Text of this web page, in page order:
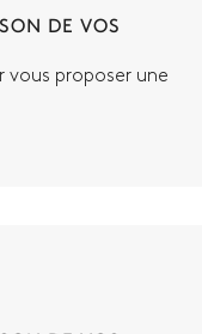
DE VOS
vous proposer une